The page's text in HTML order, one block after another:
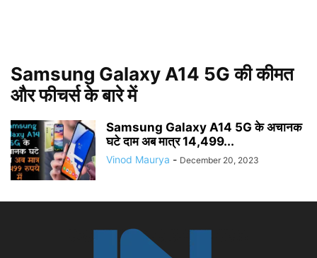
Samsung Galaxy A14 5G की कीमत
और फीचर्स के बारे में
Samsung Galaxy A14 5G के अचानक
घटे दाम अब मात्र 14,499...
Vinod Maurya - December 20, 2023